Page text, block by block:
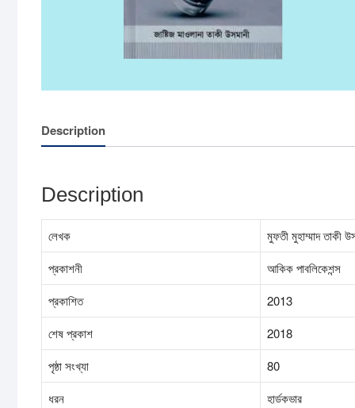
Description
Description
লেখক
মুফতী মুহাম্মাদ তাকী
প্রকাশনী
আকিক পাবলিকেশন্স
প্রকাশিত
2013
শেষ প্রকাশ
2018
পৃষ্ঠা সংখ্যা
80
ধরন
হার্ডকভার